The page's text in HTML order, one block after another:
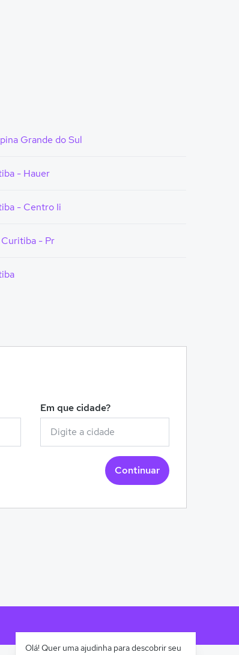
Olá! Quer uma ajudinha para descobrir seu
Grande do Sul
- Hauer
- Centro Ii
- Pr
Em que cidade?
Continuar